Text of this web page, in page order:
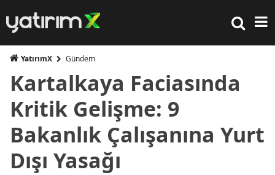
YatırımX Gündem
Kartalkaya Faciasında
Kritik Gelişme: 9
Bakanlık Çalışanına Yurt
Dışı Yasağı